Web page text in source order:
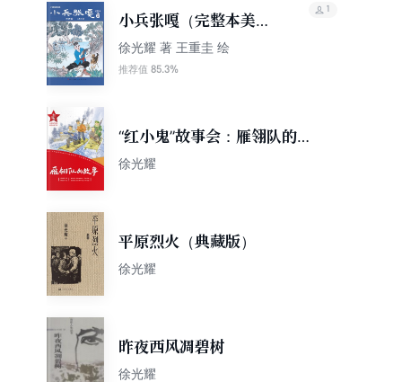
小兵张嘎（完整本美绘
版）
徐光耀 著 王重圭 绘
推荐值 85.3%
1
“红小鬼”故事会：雁翎队的故
事
徐光耀
平原烈火（典藏版）
徐光耀
昨夜西风凋碧树
徐光耀